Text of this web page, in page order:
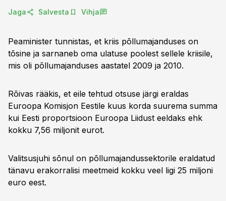
Jaga Salvesta Vihja
Peaminister tunnistas, et kriis põllumajanduses on
tõsine ja sarnaneb oma ulatuse poolest sellele kriisile,
mis oli põllumajanduses aastatel 2009 ja 2010.
Rõivas rääkis, et eile tehtud otsuse järgi eraldas
Euroopa Komisjon Eestile kuus korda suurema summa
kui Eesti proportsioon Euroopa Liidust eeldaks ehk
kokku 7,56 miljonit eurot.
Valitsusjuhi sõnul on põllumajandussektorile eraldatud
tänavu erakorralisi meetmeid kokku veel ligi 25 miljoni
euro eest.